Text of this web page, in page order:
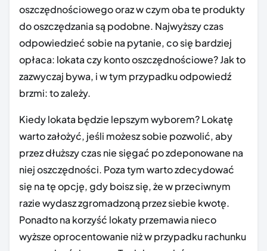
oszczędnościowego oraz w czym oba te produkty
do oszczędzania są podobne. Najwyższy czas
odpowiedzieć sobie na pytanie, co się bardziej
opłaca: lokata czy konto oszczędnościowe? Jak to
zazwyczaj bywa, i w tym przypadku odpowiedź
brzmi: to zależy.
Kiedy lokata będzie lepszym wyborem? Lokatę
warto założyć, jeśli możesz sobie pozwolić, aby
przez dłuższy czas nie sięgać po zdeponowane na
niej oszczędności. Poza tym warto zdecydować
się na tę opcję, gdy boisz się, że w przeciwnym
razie wydasz zgromadzoną przez siebie kwotę.
Ponadto na korzyść lokaty przemawia nieco
wyższe oprocentowanie niż w przypadku rachunku